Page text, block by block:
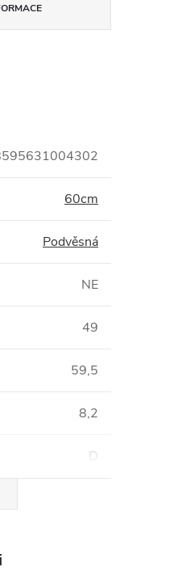
60cm
Podvěsná
NE
49
59,5
8,2
D